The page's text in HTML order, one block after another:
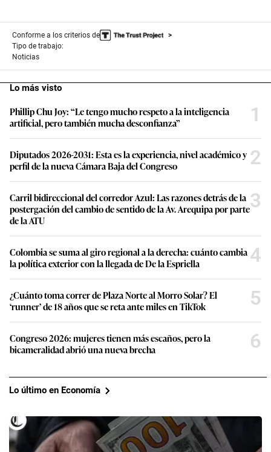
Conforme a los criterios de
Tipo de trabajo:
Noticias
Lo más visto
Phillip Chu Joy: “Le tengo mucho respeto a la inteligencia
artificial, pero también mucha desconfianza”
1
Diputados 2026-2031: Esta es la experiencia, nivel académico y
perfil de la nueva Cámara Baja del Congreso
2
Carril bidireccional del corredor Azul: Las razones detrás de la
postergación del cambio de sentido de la Av. Arequipa por parte
de la ATU
3
Colombia se suma al giro regional a la derecha: cuánto cambia
la política exterior con la llegada de De la Espriella
4
¿Cuánto toma correr de Plaza Norte al Morro Solar? El
‘runner’ de 18 años que se reta ante miles en TikTok
5
Congreso 2026: mujeres tienen más escaños, pero la
bicameralidad abrió una nueva brecha
6
Lo último en Economía